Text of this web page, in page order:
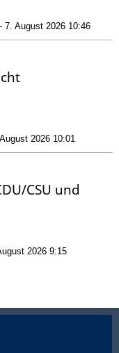
7. August 2026 10:46
2026 10:01
CSU und
2026 9:15